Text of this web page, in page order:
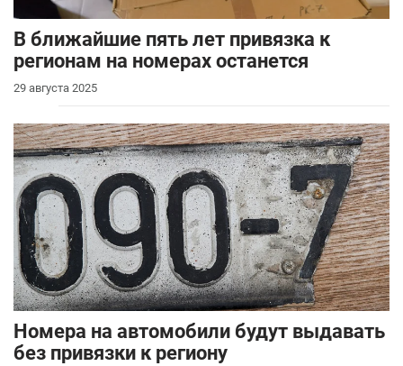
В ближайшие пять лет привязка к
регионам на номерах останется
29 августа 2025
Номера на автомобили будут выдавать
без привязки к региону